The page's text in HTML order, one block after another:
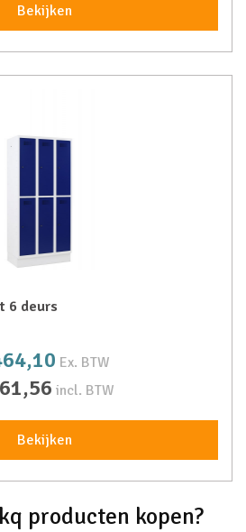
Bekijken
6 deurs
Ex. BTW
incl. BTW
Bekijken
producten kopen?